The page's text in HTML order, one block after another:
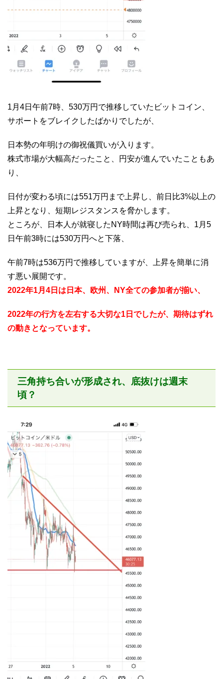
1月4日午前7時、530万円で推移していたビットコイン、
サポートをブレイクしたばかりでしたが、
日本勢の年明けの御祝儀買いが入ります。
株式市場が大幅高だったこと、円安が進んでいたこともあ
り、
日付が変わる頃には551万円まで上昇し、前日比3%以上の
上昇となり、短期レジスタンスを脅かします。
ところが、日本人が就寝したNY時間は再び売られ、1月5
日午前3時には530万円へと下落、
午前7時は536万円で推移していますが、上昇を簡単に消
す悪い展開です。
2022年1月4日は日本、欧州、NY全ての参加者が揃い、
2022年の行方を左右する大切な1日でしたが、期待はずれ
の動きとなっています。
三角持ち合いが形成され、底抜けは週末
頃？